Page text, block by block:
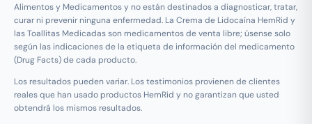
Alimentos y Medicamentos y no están destinados a diagnosticar, tratar,
curar ni prevenir ninguna enfermedad. La Crema de Lidocaína HemRid y
las Toallitas Medicadas son medicamentos de venta libre; úsense solo
según las indicaciones de la etiqueta de información del medicamento
(Drug Facts) de cada producto.
Los resultados pueden variar. Los testimonios provienen de clientes
reales que han usado productos HemRid y no garantizan que usted
obtendrá los mismos resultados.